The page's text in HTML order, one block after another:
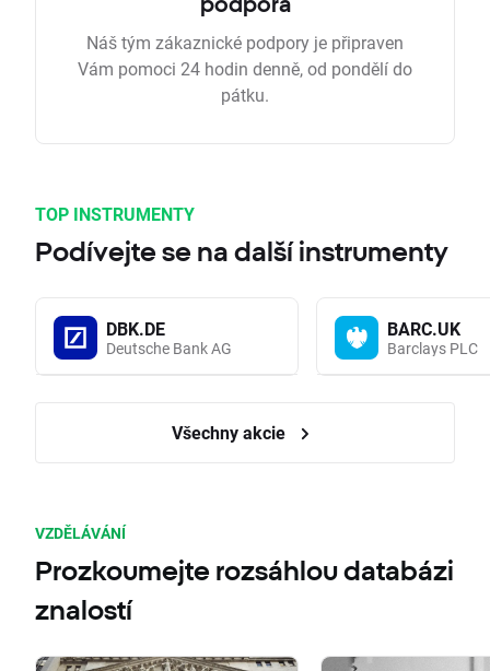
Náš tým zákaznické podpory je připraven
Vám pomoci 24 hodin denně, od pondělí do
pátku.
TOP INSTRUMENTY
Podívejte se na další instrumenty
DBK.DE
Deutsche Bank AG
BARC.UK
Barclays PLC
Všechny akcie
VZDĚLÁVÁNÍ
Prozkoumejte rozsáhlou databázi
znalostí